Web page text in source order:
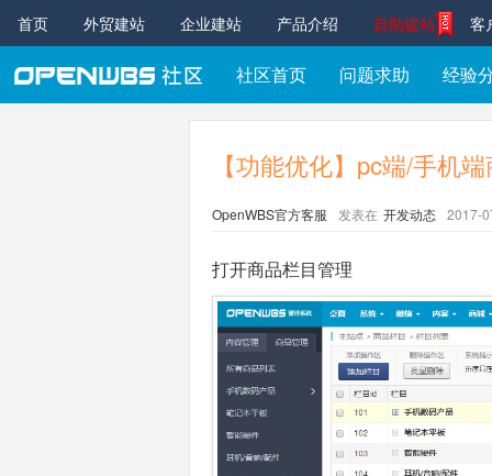
首页 外贸建站 企业建站 产品介绍 自助建站 客
社区首页 问题求助 经验
【功能优化】pc端/手机
OpenWBS官方客服 发表在 开发动态 2017-
打开商品栏目管理